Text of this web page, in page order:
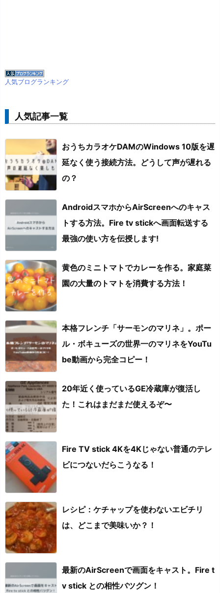
人気ブログランキング
人気記事一覧
おうちカラオケDAMのWindows 10版を遅
延なく使う接続方法。どうして声が遅れる
の？
AndroidスマホからAirScreenへのキャス
トする方法。Fire tv stickへ画面転送する
最強の使い方を伝授します!
黄色のミニトマトでカレーを作る。家庭菜
園の大量のトマトを消費する方法！
本格フレンチ「サーモンのマリネ」。ポー
ル・ボキューズの世界一のマリネをYouTu
be動画から完全コピー！
20年近く使っているGE冷蔵庫が復活し
た！これはまだまだ使えるぞ〜
Fire TV stick 4Kを4Kじゃない普通のテレ
ビにつないだらこうなる！
レシピ：ケチャップを使わないエビチリ
は、どこまで美味いか？！
最新のAirScreenで画面をキャスト。Fire t
v stick との相性バツグン！